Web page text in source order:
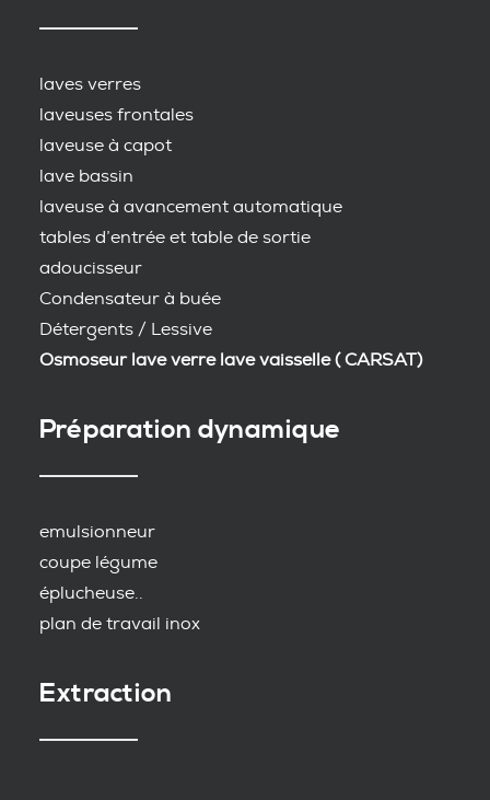
laves verres
laveuses frontales
laveuse à capot
lave bassin
laveuse à avancement automatique
tables d’entrée et table de sortie
adoucisseur
Condensateur à buée
Détergents / Lessive
Osmoseur lave verre lave vaisselle ( CARSAT)
Préparation dynamique
emulsionneur
coupe légume
éplucheuse..
plan de travail inox
Extraction